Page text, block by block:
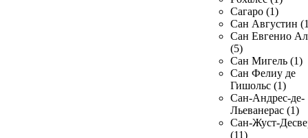
Сагаро (1)
Сан Августин
Сан Евгенио
(5)
Сан Мигель (1)
Сан Фелиу де
Гишольс (1)
Сан-Андрес-де-
Льеванерас (1)
Сан-Жуст-
(11)